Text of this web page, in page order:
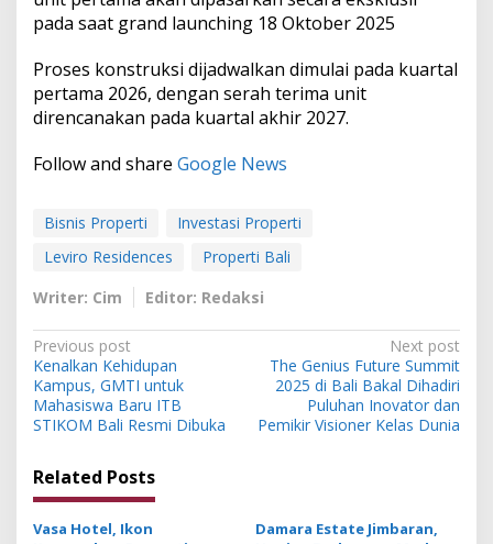
pada saat grand launching 18 Oktober 2025
Proses konstruksi dijadwalkan dimulai pada kuartal
pertama 2026, dengan serah terima unit
direncanakan pada kuartal akhir 2027.
Follow and share Google News
Bisnis Properti
Investasi Properti
Leviro Residences
Properti Bali
Writer: Cim
Editor: Redaksi
P
o
s
t
n
a
v
Previous post
Kenalkan Kehidupan
Kampus, GMTI untuk
Mahasiswa Baru ITB
STIKOM Bali Resmi Dibuka
Next post
The Genius Future Summit
2025 di Bali Bakal Dihadiri
Puluhan Inovator dan
Pemikir Visioner Kelas Dunia
Related Posts
Vasa Hotel, Ikon
Damara Estate Jimbaran,